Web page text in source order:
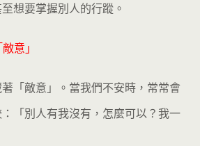
想要掌握別人的行蹤。
意」
著「敵意」。當我們不安時，常常會
「別人有我沒有，怎麼可以？我一